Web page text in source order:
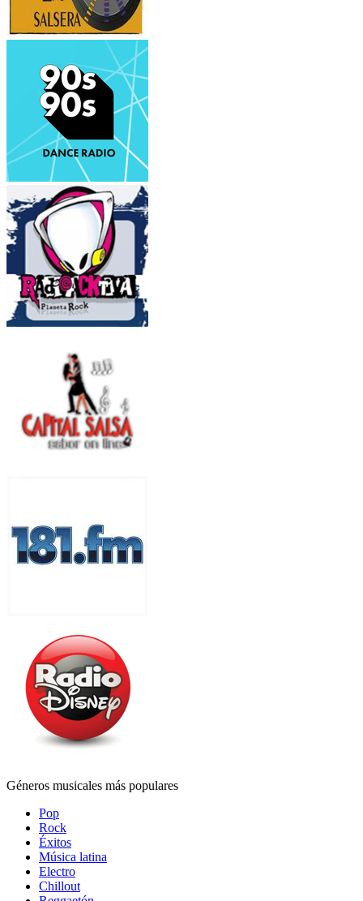
Géneros musicales más populares
Pop
Rock
Éxitos
Música latina
Electro
Chillout